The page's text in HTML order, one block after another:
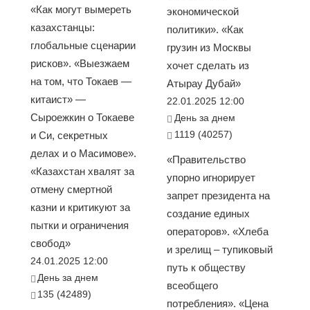
«Как могут вымереть
казахстанцы:
глобальные сценарии
рисков». «Выезжаем
на том, что Токаев —
китаист» —
Сыроежкин о Токаеве
и Си, секретных
делах и о Масимове».
«Казахстан хвалят за
отмену смертной
казни и критикуют за
пытки и ограничения
свобод»
24.01.2025 12:00
День за днем
135 (42489)
экономической
политики». «Как
грузин из Москвы
хочет сделать из
Атырау Дубай»
22.01.2025 12:00
День за днем
1119 (40257)
«Правительство
упорно игнорирует
запрет президента на
создание единых
операторов». «Хлеба
и зрелищ – тупиковый
путь к обществу
всеобщего
потребления». «Цена